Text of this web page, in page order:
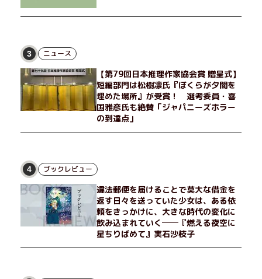
3 ニュース
【第79回日本推理作家協会賞 贈呈式】
短編部門は松樹凛氏『ぼくらが夕闇を
埋めた場所』が受賞！ 選考委員・喜
国雅彦氏も絶賛「ジャパニーズホラー
の到達点」
4 ブックレビュー
違法郵便を届けることで莫大な借金を
返す日々を送っていた少女は、ある依
頼をきっかけに、大きな時代の変化に
飲み込まれていく──『燃える夜空に
星ちりばめて』実石沙枝子